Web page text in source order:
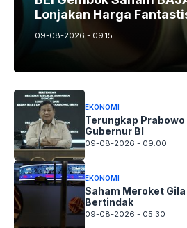
Lonjakan Harga
09-08-2026 - 09.15
EKONOMI
Terungkap
Gubernur BI
09-08-2026 - 09.00
EKONOMI
Saham Meroket Gila
Bertindak
09-08-2026 - 05.30